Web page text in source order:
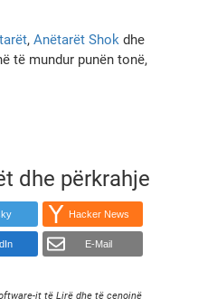
,Anëtarët Shok dhe
të mundur punën tonë,
dhe përkrahje
Hacker News
E-Mail
it të Lirë dhe të cenojnë